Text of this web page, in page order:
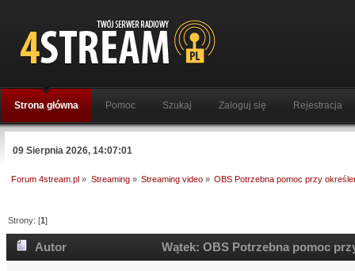
Strona główna Pomoc Szukaj Zaloguj się Rejestracja
09 Sierpnia 2026, 14:07:01
Forum 4stream.pl » Streaming» Streaming video» OBS Potrzebna pomoc przy
Strony: [1]
Autor Wątek: OBS Potrzebna pomoc